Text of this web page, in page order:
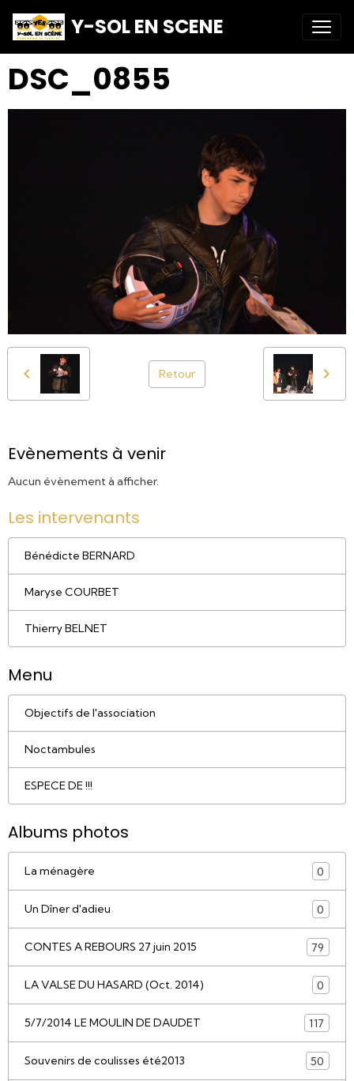
Y-SOL EN SCENE
DSC_0855
Retour
Evènements à venir
Aucun évènement à afficher.
Les intervenants
Bénédicte BERNARD
Maryse COURBET
Thierry BELNET
Menu
Objectifs de l'association
Noctambules
ESPECE DE !!!
Albums photos
La ménagère 0
Un Dîner d'adieu 0
CONTES A REBOURS 27 juin 2015 79
LA VALSE DU HASARD (Oct. 2014) 0
5/7/2014 LE MOULIN DE DAUDET 117
Souvenirs de coulisses été2013 50